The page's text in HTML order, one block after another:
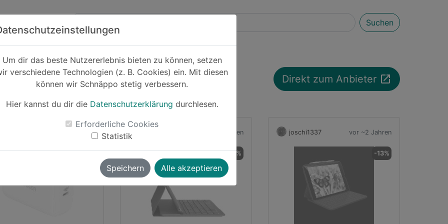
Um dir das beste Nutzererlebnis bieten zu können, setzen
verschiedene Technologien (z. B. Cookies) ein. Mit diesen
können wir Schnäppo stetig verbessern.
Hier kannst du dir die Datenschutzerklärung durchlesen.
Erforderliche Cookies
Statistik
Speichern Alle akzeptieren
Suchen
Direkt zum Anbieter launch
vor ~1 Jahr
-28%
vor ~2 Jahren
-29%
joschi1337 vor ~2 Jahren
-13%